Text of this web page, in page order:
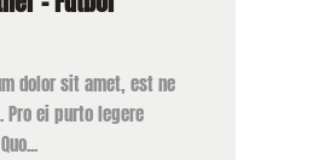
dolor sit amet, est ne
ei purto legere